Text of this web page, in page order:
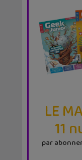
LE
11
par